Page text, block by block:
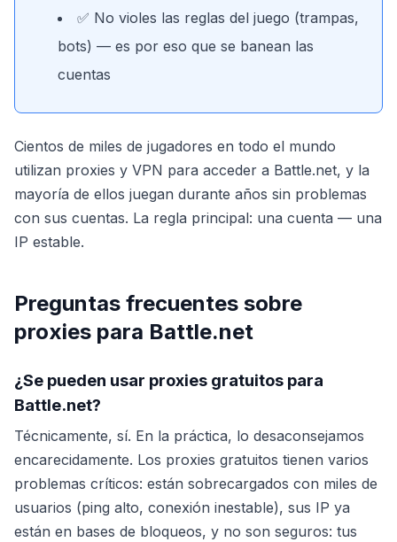
✅ No violes las reglas del juego (trampas,
bots) — es por eso que se banean las
cuentas
Cientos de miles de jugadores en todo el mundo
utilizan proxies y VPN para acceder a Battle.net, y la
mayoría de ellos juegan durante años sin problemas
con sus cuentas. La regla principal: una cuenta — una
IP estable.
Preguntas frecuentes sobre
proxies para Battle.net
¿Se pueden usar proxies gratuitos para
Battle.net?
Técnicamente, sí. En la práctica, lo desaconsejamos
encarecidamente. Los proxies gratuitos tienen varios
problemas críticos: están sobrecargados con miles de
usuarios (ping alto, conexión inestable), sus IP ya
están en bases de bloqueos, y no son seguros: tus